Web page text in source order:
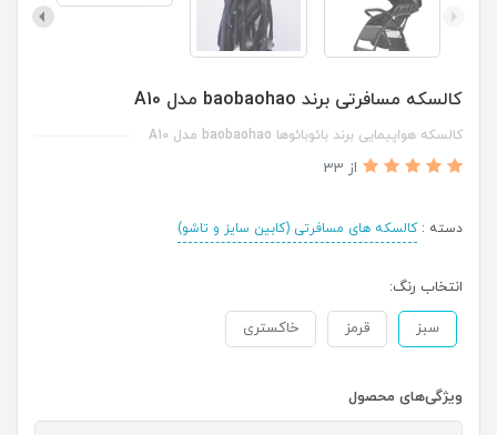
کالسکه مسافرتی برند baobaohao مدل A10
کالسکه هواپیمایی برند بائوبائوها baobaohao مدل A10
از 33
دسته :کالسکه های مسافرتی (کابین سایز و تاشو)
انتخاب رنگ:
سبز قرمز خاکستری
ویژگی‌های محصول